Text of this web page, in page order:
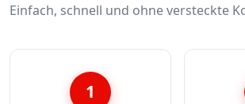
Einfach, schnell und ohne versteckte
1